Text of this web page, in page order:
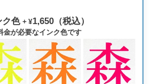
ク色 + ¥1,650（税込）
が必要なインク色です